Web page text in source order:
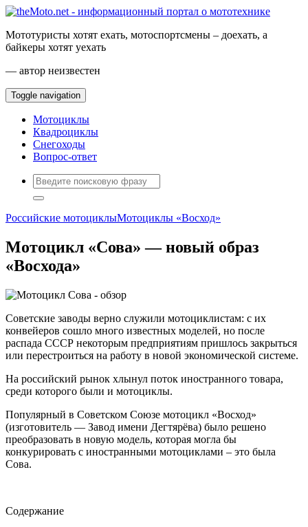
Мототуристы хотят ехать, мотоспортсмены – доехать, а
байкеры хотят уехать
— автор неизвестен
Toggle navigation
Мотоциклы
Квадроциклы
Снегоходы
Вопрос-ответ
Российские мотоциклыМотоциклы «Восход»
Мотоцикл «Сова» — новый образ
«Восхода»
Советские заводы верно служили мотоциклистам: с их
конвейеров сошло много известных моделей, но после
распада СССР некоторым предприятиям пришлось закрыться
или перестроиться на работу в новой экономической системе.
На российский рынок хлынул поток иностранного товара,
среди которого были и мотоциклы.
Популярный в Советском Союзе мотоцикл «Восход»
(изготовитель — Завод имени Дегтярёва) было решено
преобразовать в новую модель, которая могла бы
конкурировать с иностранными мотоциклами – это была
Сова.
Содержание